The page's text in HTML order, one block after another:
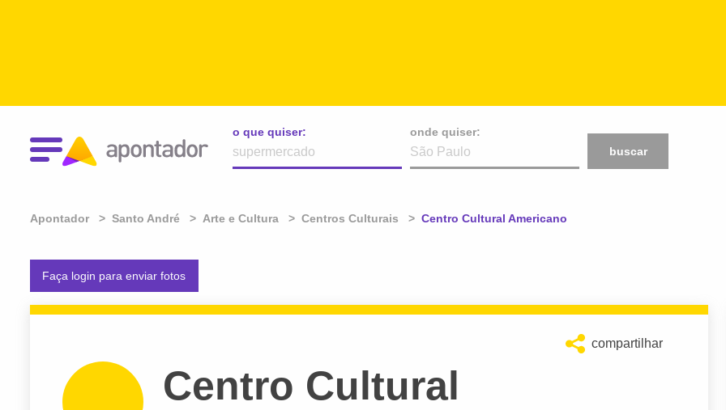
o que quiser:
onde quiser:
buscar
Apontador Santo André Arte e Cultura Centros Culturais Atual:
Centro Cultural Americano
Faça login para enviar fotos
compartilhar
Centro Cultural